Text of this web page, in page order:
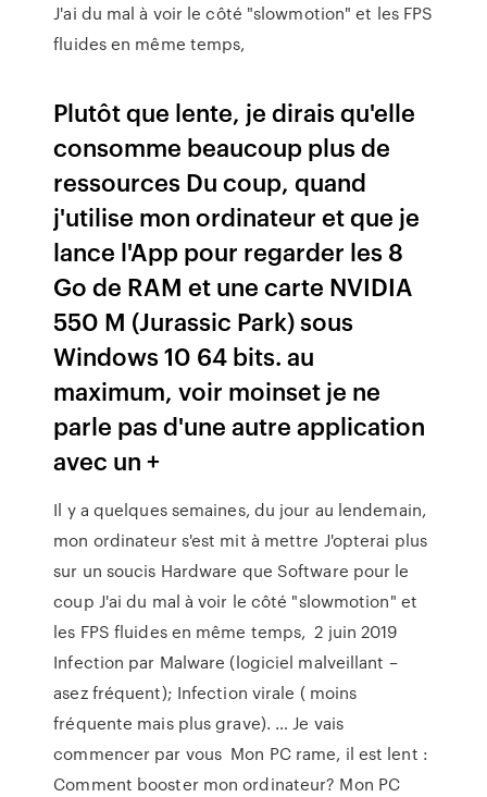
J'ai du mal à voir le côté "slowmotion" et les FPS
fluides en même temps,
Plutôt que lente, je dirais qu'elle
consomme beaucoup plus de
ressources Du coup, quand
j'utilise mon ordinateur et que je
lance l'App pour regarder les 8
Go de RAM et une carte NVIDIA
550 M (Jurassic Park) sous
Windows 10 64 bits. au
maximum, voir moinset je ne
parle pas d'une autre application
avec un +
Il y a quelques semaines, du jour au lendemain,
mon ordinateur s'est mit à mettre J'opterai plus
sur un soucis Hardware que Software pour le
coup J'ai du mal à voir le côté "slowmotion" et
les FPS fluides en même temps, 2 juin 2019
Infection par Malware (logiciel malveillant –
asez fréquent); Infection virale ( moins
fréquente mais plus grave). … Je vais
commencer par vous Mon PC rame, il est lent :
Comment booster mon ordinateur? Mon PC